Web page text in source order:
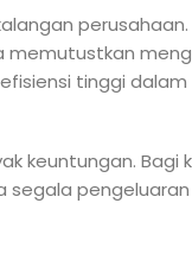
perusahaan.
memutustkan
tinggi dalam
keuntungan. Bagi
segala